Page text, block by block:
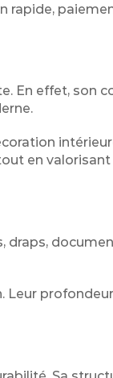
rapide,
En effet, son
en
draps,
Leur